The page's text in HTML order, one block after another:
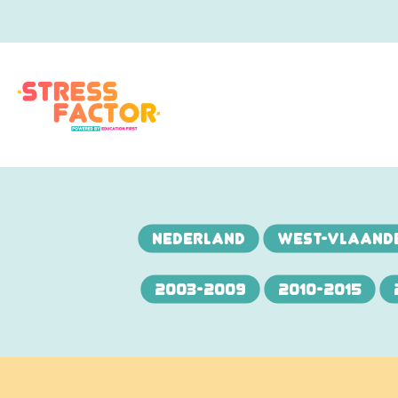
NEDERLAND WEST-
2003-2009 2010-2015